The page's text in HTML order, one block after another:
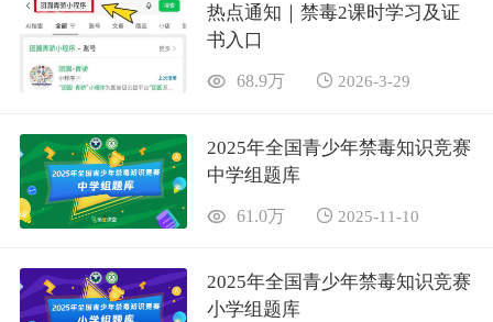
热点通知｜禁毒2课时学习及证
书入口
68.9万 2026-3-29
2025年全国青少年禁毒知识竞赛
中学组题库
61.0万 2025-11-10
2025年全国青少年禁毒知识竞赛
小学组题库